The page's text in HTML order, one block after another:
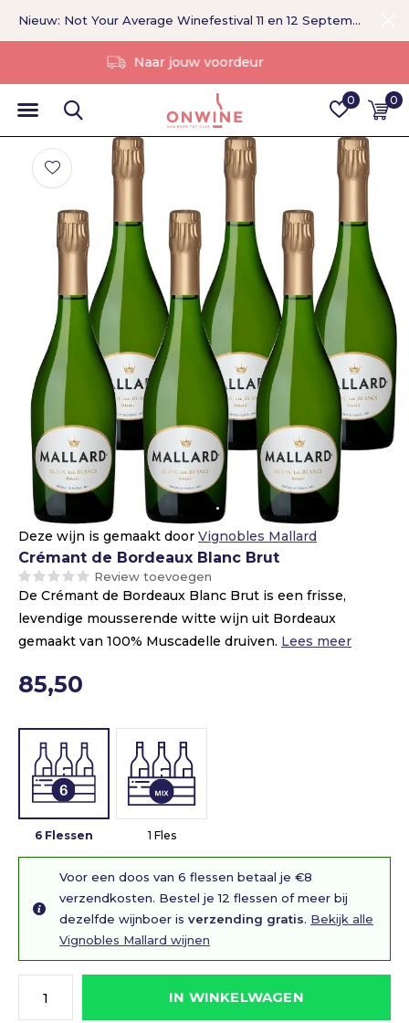
0 0
Zonder tussenpersoon
Nieuw: Not Your Average Winefestival 11 en 12 September >
Deze wijn is gemaakt door Vignobles Mallard
Crémant de Bordeaux Blanc Brut
Review toevoegen
De Crémant de Bordeaux Blanc Brut is een frisse,
levendige mousserende witte wijn uit Bordeaux
gemaakt van 100% Muscadelle druiven. Lees meer
85,50
6 Flessen 1 Fles
Voor een doos van 6 flessen betaal je €8
verzendkosten. Bestel je 12 flessen of meer bij
dezelfde wijnboer is verzending gratis. Bekijk alle
Vignobles Mallard wijnen
IN WINKELWAGEN